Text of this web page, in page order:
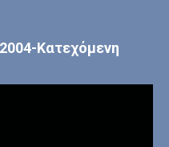
Κατεχόμενη